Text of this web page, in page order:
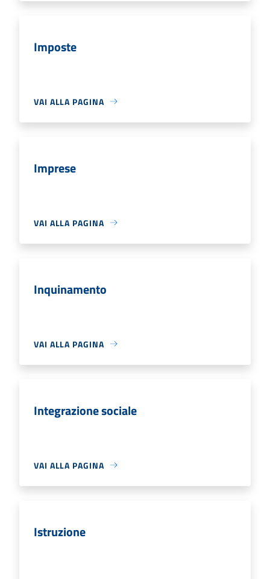
Imposte
VAI ALLA PAGINA
Imprese
VAI ALLA PAGINA
Inquinamento
VAI ALLA PAGINA
Integrazione sociale
VAI ALLA PAGINA
Istruzione